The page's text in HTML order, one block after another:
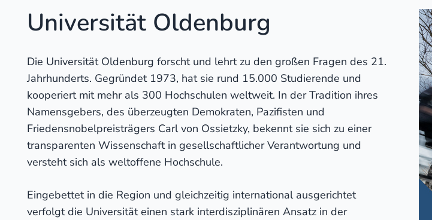
Universität Oldenburg
Die Universität Oldenburg forscht und lehrt zu den großen Fragen des 21.
Jahrhunderts. Gegründet 1973, hat sie rund 15.000 Studierende und
kooperiert mit mehr als 300 Hochschulen weltweit. In der Tradition ihres
Namensgebers, des überzeugten Demokraten, Pazifisten und
Friedensnobelpreisträgers Carl von Ossietzky, bekennt sie sich zu einer
transparenten Wissenschaft in gesellschaftlicher Verantwortung und
versteht sich als weltoffene Hochschule.
Eingebettet in die Region und gleichzeitig international ausgerichtet
verfolgt die Universität einen stark interdisziplinären Ansatz in der